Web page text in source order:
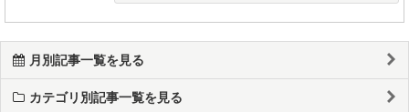
月別記事一覧を見る
カテゴリ別記事一覧を見る